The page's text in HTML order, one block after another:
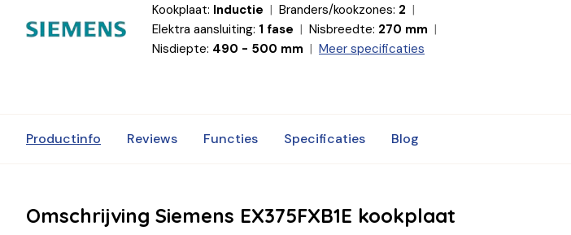
Kookplaat: Inductie Branders/kookzones: 2
Elektra aansluiting: 1 fase Nisbreedte: 270 mm
Nisdiepte: 490 - 500 mm Meer specificaties
Productinfo Reviews Functies Specificaties Blog
Omschrijving Siemens EX375FXB1E kookplaat